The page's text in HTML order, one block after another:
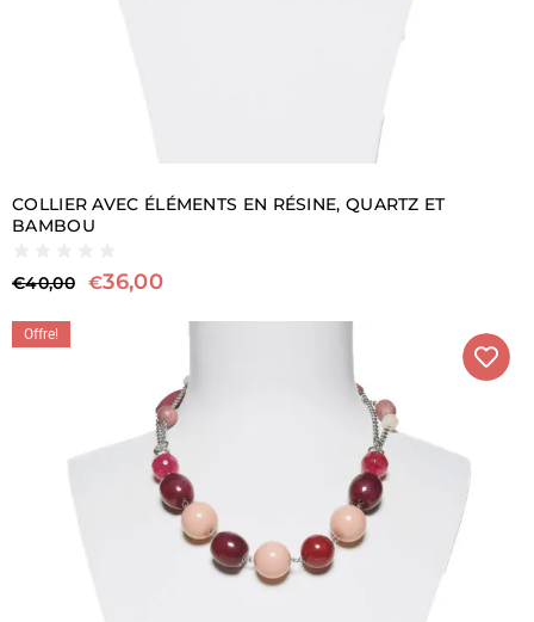
COLLIER AVEC ÉLÉMENTS EN RÉSINE, QUARTZ ET
BAMBOU
€40,00 €36,00
Offre!